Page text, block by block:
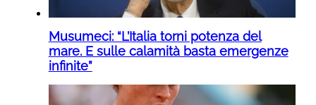
Musumeci: “L’Italia torni potenza del
mare. E sulle calamità basta emergenze
infinite”